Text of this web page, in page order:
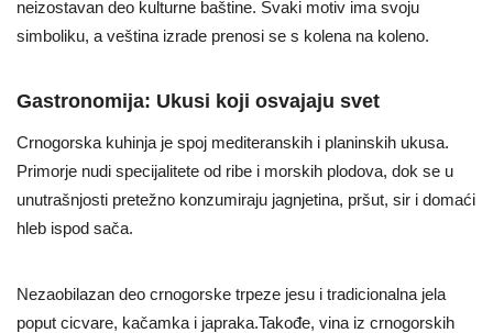
neizostavan deo kulturne baštine. Svaki motiv ima svoju
simboliku, a veština izrade prenosi se s kolena na koleno.
Gastronomija: Ukusi koji osvajaju svet
Crnogorska kuhinja je spoj mediteranskih i planinskih ukusa.
Primorje nudi specijalitete od ribe i morskih plodova, dok se u
unutrašnjosti pretežno konzumiraju jagnjetina, pršut, sir i domaći
hleb ispod sača.
Nezaobilazan deo crnogorske trpeze jesu i tradicionalna jela
poput cicvare, kačamka i japraka.Takođe, vina iz crnogorskih